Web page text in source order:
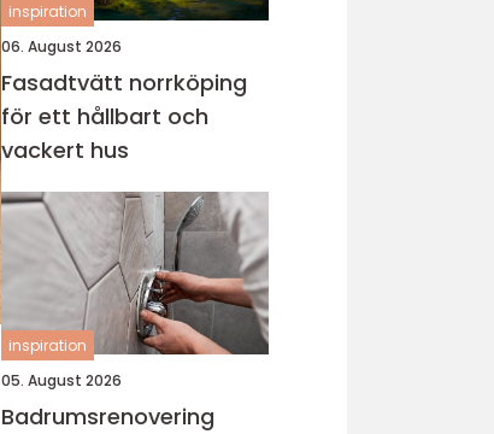
inspiration
06. August 2026
Fasadtvätt norrköping
för ett hållbart och
vackert hus
inspiration
05. August 2026
Badrumsrenovering